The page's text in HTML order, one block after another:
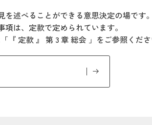
述べることができる意思決定の場です。
は、定款で定められています。
定款 』 第 3 章 総会 」をご参照くださ